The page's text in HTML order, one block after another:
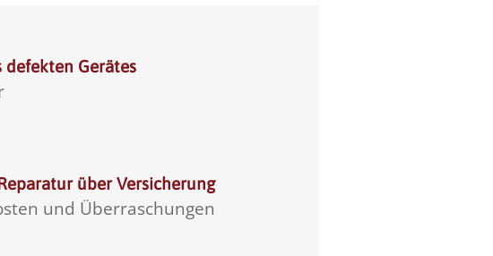
defekten Gerätes
über Versicherung
und Überraschungen